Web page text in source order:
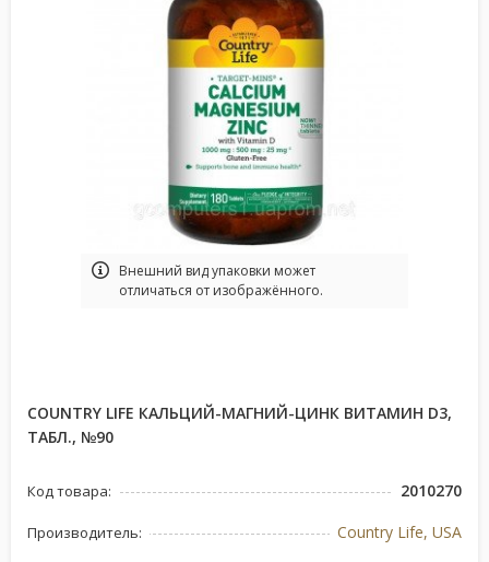
Bнешний вид упаковки может
отличаться от изображённого.
COUNTRY LIFE КАЛЬЦИЙ-МАГНИЙ-ЦИНК ВИТАМИН D3,
ТАБЛ., №90
Код товара: 2010270
Производитель: Country Life, USA